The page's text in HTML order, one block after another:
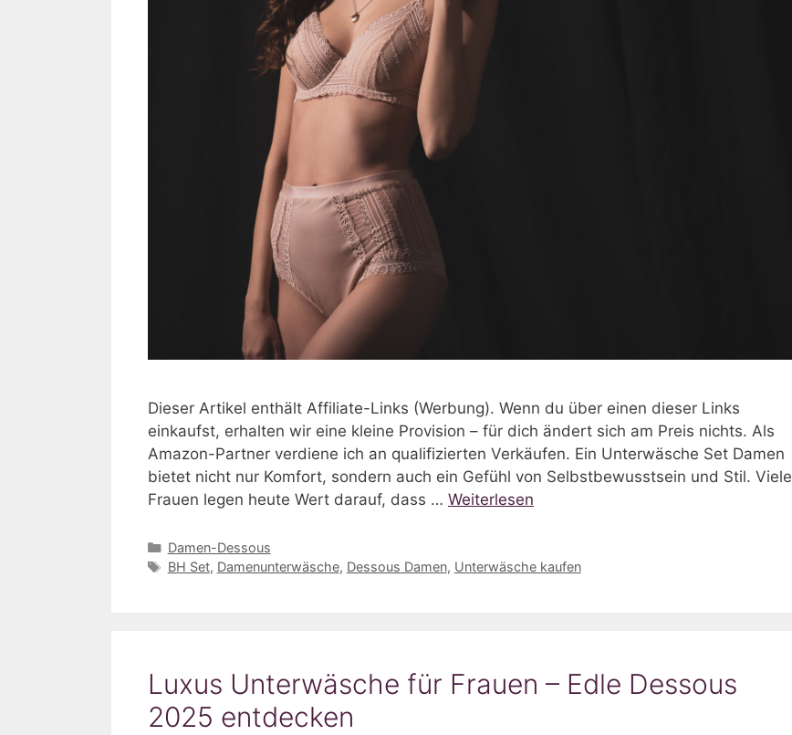
Dieser Artikel enthält Affiliate-Links (Werbung). Wenn du über einen dieser Links
einkaufst, erhalten wir eine kleine Provision – für dich ändert sich am Preis nichts. Als
Amazon-Partner verdiene ich an qualifizierten Verkäufen. Ein Unterwäsche Set Damen
bietet nicht nur Komfort, sondern auch ein Gefühl von Selbstbewusstsein und Stil. Viele
Frauen legen heute Wert darauf, dass … Weiterlesen
Kategorien
Damen-Dessous
Schlagwörter
BH Set, Damenunterwäsche, Dessous Damen, Unterwäsche kaufen
Luxus Unterwäsche für Frauen – Edle Dessous
2025 entdecken